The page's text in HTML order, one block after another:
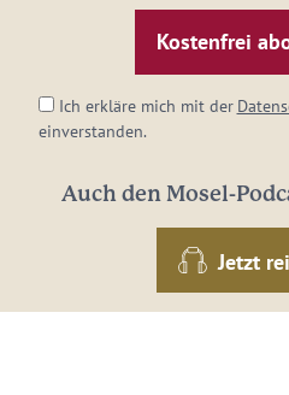
Mail-
Adresse:
Ich erkläre mich mit der
einverstanden.
Auch den Mosel-
Jetzt